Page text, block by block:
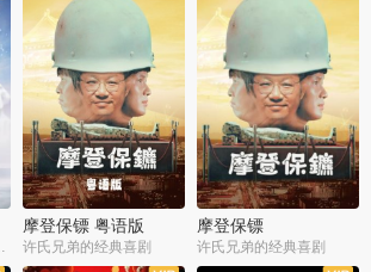
战邪派
摩登保镖 粤语版
许氏兄弟的经典喜剧
摩登保镖
许氏兄弟的经典喜剧